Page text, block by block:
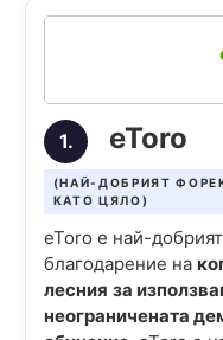
1. eToro
(НАЙ-ДОБРИЯТ
КАТО ЦЯЛО)
eToro е най-
благодарение на
лесния за
неограничената